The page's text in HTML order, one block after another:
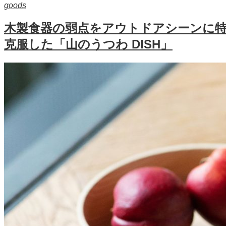
goods
木製食器の弱点をアウトドアシーンに
克服した「山のうつわ DISH」